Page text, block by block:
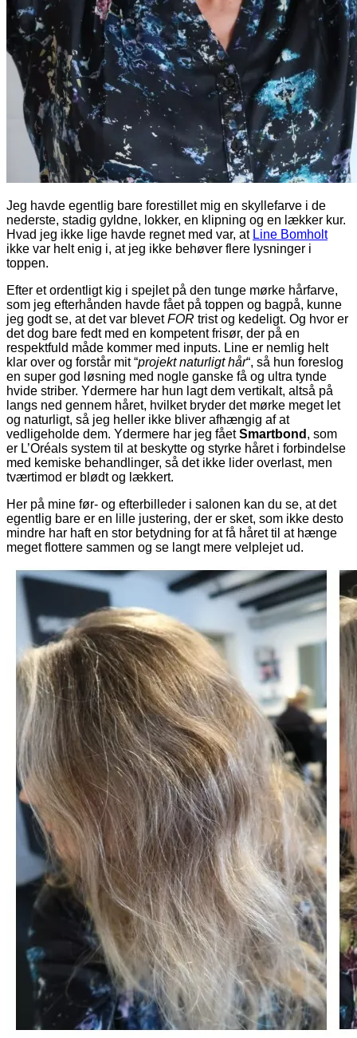
Jeg havde egentlig bare forestillet mig en skyllefarve i de
nederste, stadig gyldne, lokker, en klipning og en lækker kur.
Hvad jeg ikke lige havde regnet med var, at Line Bomholt
ikke var helt enig i, at jeg ikke behøver flere lysninger i
toppen.
Efter et ordentligt kig i spejlet på den tunge mørke hårfarve,
som jeg efterhånden havde fået på toppen og bagpå, kunne
jeg godt se, at det var blevetFOR trist og kedeligt. Og hvor er
det dog bare fedt med en kompetent frisør, der på en
respektfuld måde kommer med inputs. Line er nemlig helt
klar over og forstår mit “projekt naturligt hår“, så hun foreslog
en super god løsning med nogle ganske få og ultra tynde
hvide striber. Ydermere har hun lagt dem vertikalt, altså på
langs ned gennem håret, hvilket bryder det mørke meget let
og naturligt, så jeg heller ikke bliver afhængig af at
vedligeholde dem. Ydermere har jeg fåetSmartbond , som
er L’Oréals system til at beskytte og styrke håret i forbindelse
med kemiske behandlinger, så det ikke lider overlast, men
tværtimod er blødt og lækkert.
Her på mine før- og efterbilleder i salonen kan du se, at det
egentlig bare er en lille justering, der er sket, som ikke desto
mindre har haft en stor betydning for at få håret til at hænge
meget flottere sammen og se langt mere velplejet ud.